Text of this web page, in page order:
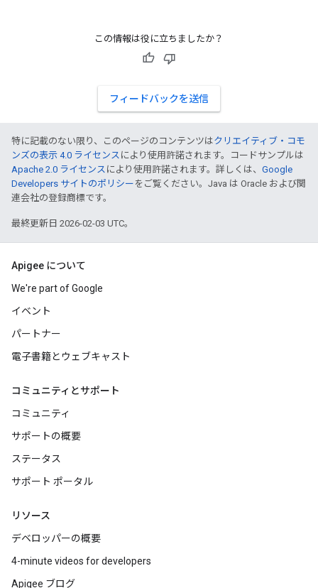
この情報は役に立ちましたか？
フィードバックを送信
特に記載のない限り、このページのコンテンツはクリエイティブ・コモ
ンズの表示 4.0 ライセンス により使用許諾されます。コードサンプルは
Apache 2.0 ライセンス により使用許諾されます。詳しくは、 Google
Developers サイトのポリシー をご覧ください。Java は Oracle および関
連会社の登録商標です。
最終更新日 2026-02-03 UTC。
Apigee について
We're part of Google
イベント
パートナー
電子書籍とウェブキャスト
コミュニティとサポート
コミュニティ
サポートの概要
ステータス
サポート ポータル
リソース
デベロッパーの概要
4-minute videos for developers
Apigee ブログ